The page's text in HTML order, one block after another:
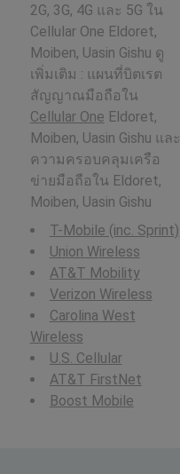
2G, 3G, 4G และ 5G ใน
Cellular One Eldoret,
Moiben, Uasin Gishu ดู
เพิ่มเติม : แผนที่บิตเรต
สัญญาณมือถือใน
Cellular One Eldoret,
Moiben, Uasin Gishu และ
ความครอบคลุมเครือ
ข่ายมือถือใน Eldoret,
Moiben, Uasin Gishu
T-Mobile (inc. Sprint)
Union Wireless
AT&T Mobility
Verizon Wireless
Carolina West
Wireless
U.S. Cellular
AT&T FirstNet
Boost Mobile